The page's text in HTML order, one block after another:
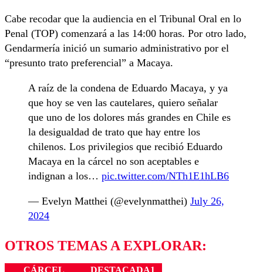
Cabe recodar que la audiencia en el Tribunal Oral en lo
Penal (TOP) comenzará a las 14:00 horas. Por otro lado,
Gendarmería inició un sumario administrativo por el
“presunto trato preferencial” a Macaya.
A raíz de la condena de Eduardo Macaya, y ya
que hoy se ven las cautelares, quiero señalar
que uno de los dolores más grandes en Chile es
la desigualdad de trato que hay entre los
chilenos. Los privilegios que recibió Eduardo
Macaya en la cárcel no son aceptables e
indignan a los… pic.twitter.com/NTh1E1hLB6
— Evelyn Matthei (@evelynmatthei) July 26,
2024
OTROS TEMAS A EXPLORAR:
CÁRCEL
DESTACADA1